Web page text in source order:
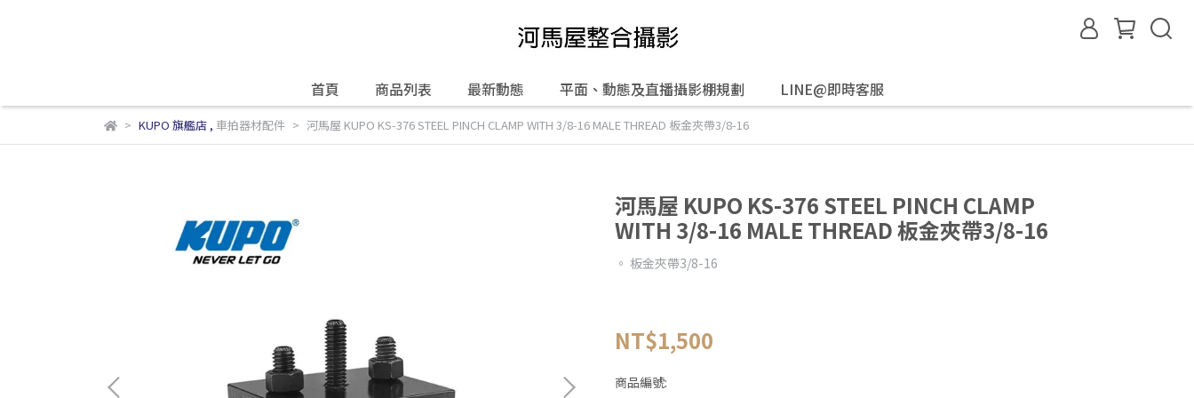
首頁 商品列表 最新動態 平面、動態及直播攝影棚規劃 LINE@即時客服
KUPO 旗艦店, 車拍器材配件 河馬屋 KUPO KS-376 STEEL PINCH CLAMP WITH 3/8-16 MALE THREAD 板金夾帶3/8-16
河馬屋 KUPO KS-376 STEEL PINCH CLAMP
WITH 3/8-16 MALE THREAD 板金夾帶3/8-16
。 板金夾帶3/8-16
NT$1,500
商品編號: